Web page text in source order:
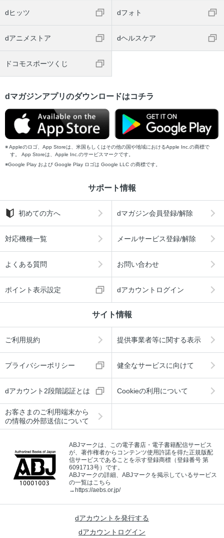
dヒッツ dフォト
dアニメストア dヘルスケア
ドコモスポーツくじ
dマガジンアプリのダウンロードはコチラ
Appleのロゴ、App Storeは、米国もしくはその他の国や地域におけるApple Inc.の商標で
す。 App Storeは、Apple Inc.のサービスマークです。
Google Play および Google Play ロゴは Google LLC の商標です。
サポート情報
初めての方へ dマガジン会員登録/解除
対応機種一覧 メールサービス登録/解除
よくある質問 お問い合わせ
ポイント表示設定 dアカウントログイン
サイト情報
ご利用規約 提供事業者等に関する表示
プライバシーポリシー 健全なサービスに向けて
dアカウント2段階認証とは Cookieの利用について
お客さまのご利用端末から
の情報の外部送信について
ABJマークは、この電子書店・電子書籍配信サービス
が、著作権者からコンテンツ使用許諾を得た正規版配
信サービスであることを示す登録商標（登録番号 第
6091713号）です。
ABJマークの詳細、ABJマークを掲示しているサービス
の一覧はこちら
→ https://aebs.or.jp/
dアカウントを発行する
dアカウントログイン